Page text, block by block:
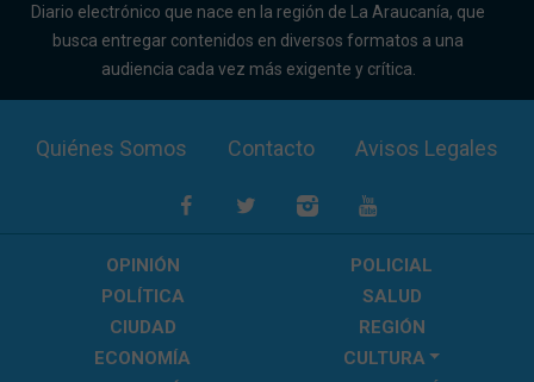
Diario electrónico que nace en la región de La Araucanía, que
busca entregar contenidos en diversos formatos a una
audiencia cada vez más exigente y crítica.
Quiénes Somos Contacto Avisos Legales
OPINIÓN
POLICIAL
POLÍTICA
SALUD
CIUDAD
REGIÓN
ECONOMÍA
CULTURA